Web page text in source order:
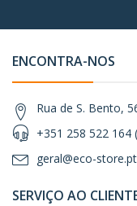
ENCONTRA-NOS
Rua de S. Bento,
+351 258 522 164
geral@eco-store.pt
SERVIÇO AO